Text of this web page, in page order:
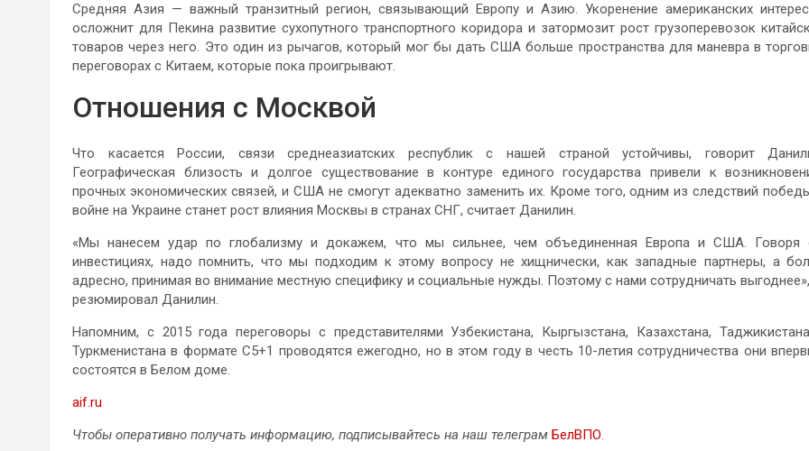
Средняя Азия — важный транзитный регион, связывающий Европу и Азию. Укоренение американских
осложнит для Пекина развитие сухопутного транспортного коридора и затормозит рост грузоперевозок
товаров через него. Это один из рычагов, который мог бы дать США больше пространства для маневра в
переговорах с Китаем, которые пока проигрывают.
Отношения с Москвой
Что касается России, связи среднеазиатских республик с нашей страной устойчивы, говорит
Географическая близость и долгое существование в контуре единого государства привели к
прочных экономических связей, и США не смогут адекватно заменить их. Кроме того, одним из следствий
войне на Украине станет рост влияния Москвы в странах СНГ, считает Данилин.
«Мы нанесем удар по глобализму и докажем, что мы сильнее, чем объединенная Европа и США. Говоря
инвестициях, надо помнить, что мы подходим к этому вопросу не хищнически, как западные партнеры, а
адресно, принимая во внимание местную специфику и социальные нужды. Поэтому с нами сотрудничать
резюмировал Данилин.
Напомним, с 2015 года переговоры с представителями Узбекистана, Кыргызстана, Казахстана,
Туркменистана в формате С5+1 проводятся ежегодно, но в этом году в честь 10-летия сотрудничества они
состоятся в Белом доме.
aif.ru
Чтобы оперативно получать информацию, подписывайтесь на наш телеграм БелВПО.